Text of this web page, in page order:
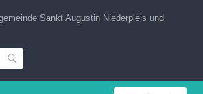
Sankt Augustin Niederpleis und
Suche